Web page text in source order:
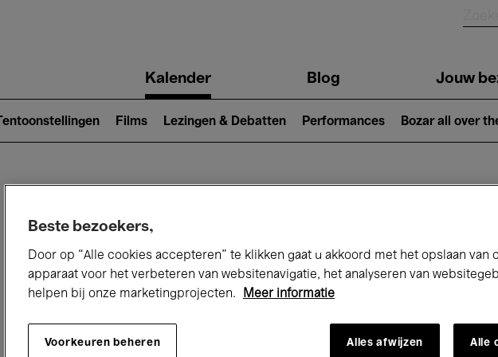
navigationKalender Blog Jouw
Tentoonstellingen Films Lezingen & Debatten Performances Bozar all over
Vandaag Komende 7 dagen
Zaterdag 01 - Maandag 31 Augustus
Beste bezoekers,
Door op “Alle cookies accepteren” te klikken gaat u akkoord met het opslaan van
apparaat voor het verbeteren van websitenavigatie, het analyseren van
helpen bij onze marketingprojecten.
Meer informatie
Voorkeuren beheren Alles afwijzen Alle